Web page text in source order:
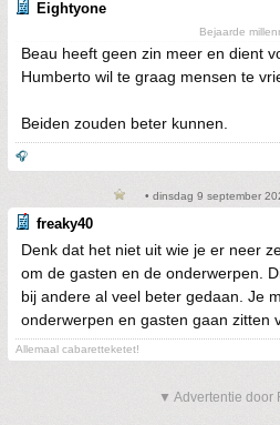
Eightyone
Bejaarde
Beau heeft geen zin meer en dient
Humberto wil te graag mensen te
Beiden zouden beter kunnen.
🎧
• dinsdag 9 september
freaky40
Denk dat het niet uit wie je er neer
om de gasten en de onderwerpen.
bij andere al veel beter gedaan. Je
onderwerpen en gasten gaan zitten
Allemaal cabaretteketet!
▼ Advertentie door